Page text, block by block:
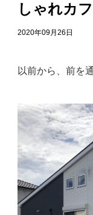
しゃれカ
2020年09月26日
以前から、前を